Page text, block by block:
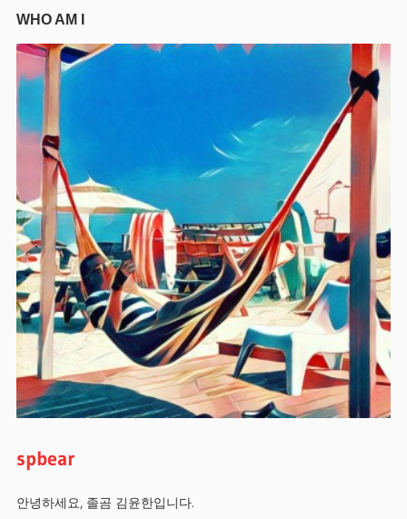
WHO AM I
spbear
안녕하세요, 졸곰 김윤한입니다.